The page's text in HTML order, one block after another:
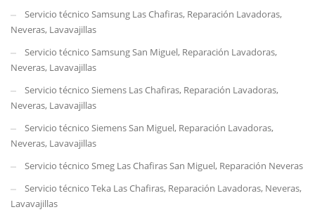
Servicio técnico Samsung Las Chafiras, Reparación Lavadoras,
Neveras, Lavavajillas
Servicio técnico Samsung San Miguel, Reparación Lavadoras,
Neveras, Lavavajillas
Servicio técnico Siemens Las Chafiras, Reparación Lavadoras,
Neveras, Lavavajillas
Servicio técnico Siemens San Miguel, Reparación Lavadoras,
Neveras, Lavavajillas
Servicio técnico Smeg Las Chafiras San Miguel, Reparación Neveras
Servicio técnico Teka Las Chafiras, Reparación Lavadoras, Neveras,
Lavavajillas